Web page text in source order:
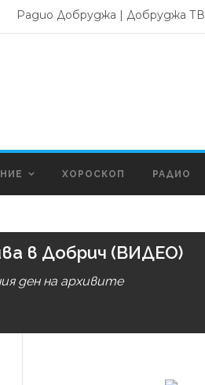
Радио Добруджа | Добруджа ТВ
ХОРОСКОП РАДИО
в Добрич (ВИДЕО)
ден на архивите